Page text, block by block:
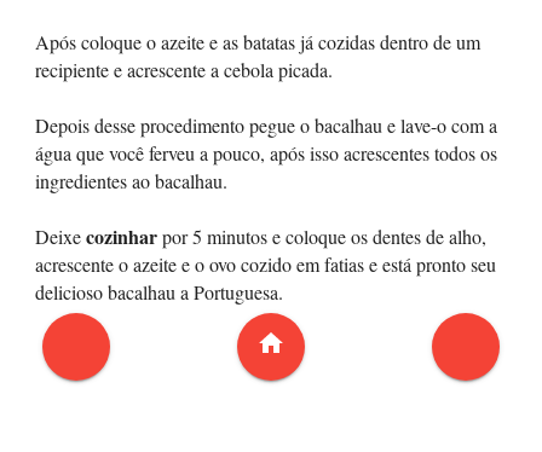
Após coloque o azeite e as batatas já cozidas dentro de um
recipiente e acrescente a cebola picada.
Depois desse procedimento pegue o bacalhau e lave-o com a
água que você ferveu a pouco, após isso acrescentes todos os
ingredientes ao bacalhau.
Deixecozinharpor 5 minutos e coloque os dentes de alho,
acrescente o azeite e o ovo cozido em fatias e está pronto seu
delicioso bacalhau a Portuguesa.